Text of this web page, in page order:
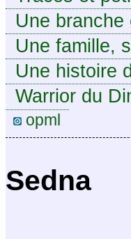
Une branche
Une famille,
Une histoire
Warrior du
Publication à
intermittent,
opml
Sedna